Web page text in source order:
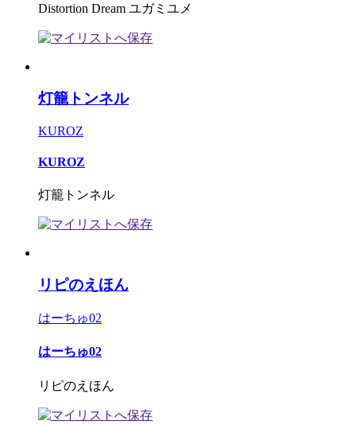
Distortion Dream ユガミユメ
灯籠トンネル
KUROZ
KUROZ
灯籠トンネル
リピのえほん
はーちゅ02
はーちゅ02
リピのえほん